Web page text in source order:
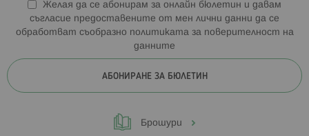
Желая да се абонирам за онлайн бюлетин и давам
съгласие предоставените от мен лични данни да се
обработват съобразно политиката за поверителност на
данните
АБОНИРАНЕ ЗА БЮЛЕТИН
Брошури